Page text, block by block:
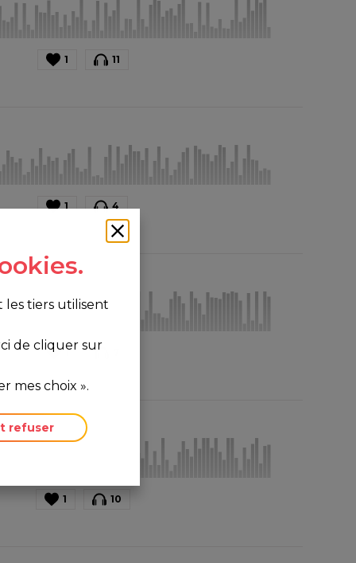
1 11
1 4
1
1 10
les tiers utilisent
de cliquer sur
mes choix ».
refuser